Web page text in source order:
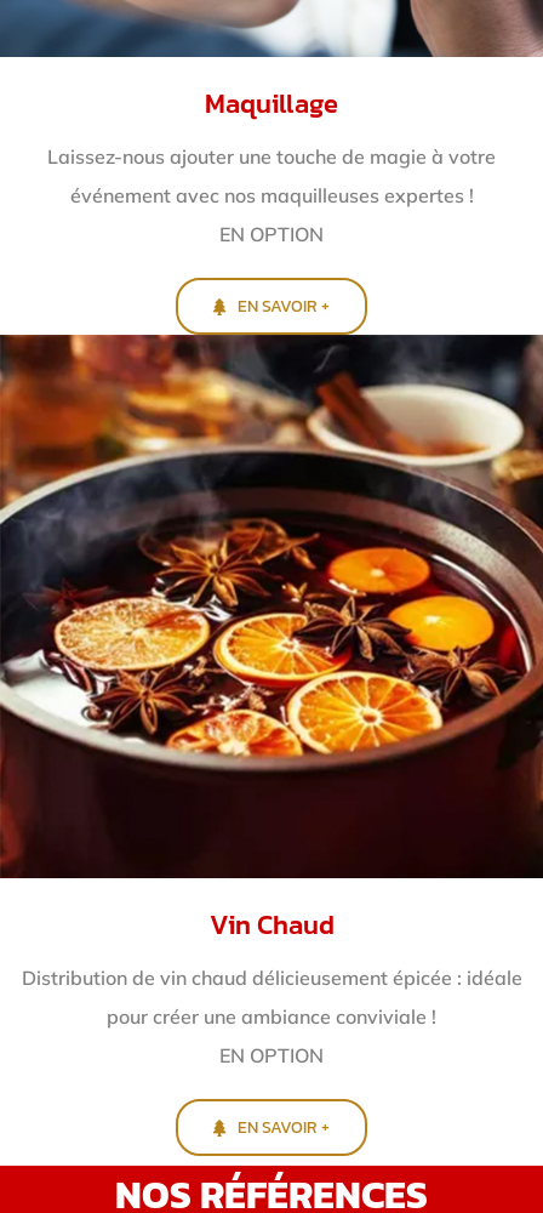
Maquillage
Laissez-nous ajouter une touche de magie à votre
événement avec nos maquilleuses expertes !
EN OPTION
EN SAVOIR +
Vin Chaud
Distribution de vin chaud délicieusement épicée : idéale
pour créer une ambiance conviviale !
EN OPTION
EN SAVOIR +
NOS RÉFÉRENCES